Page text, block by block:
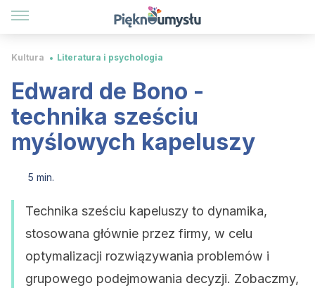
Kultura Literatura i psychologia
Edward de Bono -
technika sześciu
myślowych kapeluszy
5 min.
Technika sześciu kapeluszy to dynamika,
stosowana głównie przez firmy, w celu
optymalizacji rozwiązywania problemów i
grupowego podejmowania decyzji. Zobaczmy,